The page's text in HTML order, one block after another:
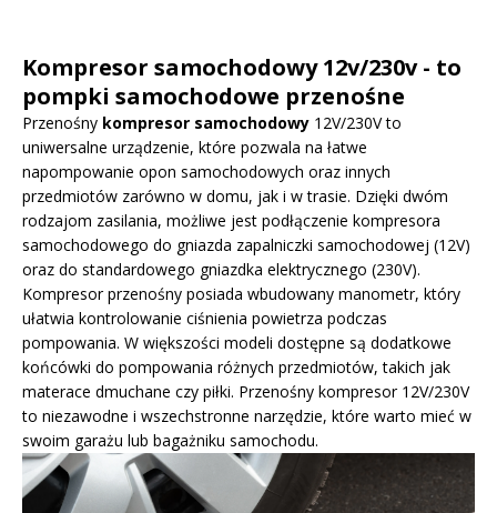
Kompresor samochodowy 12v/230v - to
pompki samochodowe przenośne
Przenośny kompresor samochodowy 12V/230V to
uniwersalne urządzenie, które pozwala na łatwe
napompowanie opon samochodowych oraz innych
przedmiotów zarówno w domu, jak i w trasie. Dzięki dwóm
rodzajom zasilania, możliwe jest podłączenie kompresora
samochodowego do gniazda zapalniczki samochodowej (12V)
oraz do standardowego gniazdka elektrycznego (230V).
Kompresor przenośny posiada wbudowany manometr, który
ułatwia kontrolowanie ciśnienia powietrza podczas
pompowania. W większości modeli dostępne są dodatkowe
końcówki do pompowania różnych przedmiotów, takich jak
materace dmuchane czy piłki. Przenośny kompresor 12V/230V
to niezawodne i wszechstronne narzędzie, które warto mieć w
swoim garażu lub bagażniku samochodu.